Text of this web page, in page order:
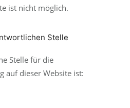
ist nicht möglich.
Stelle
Stelle für die
auf dieser Website ist: